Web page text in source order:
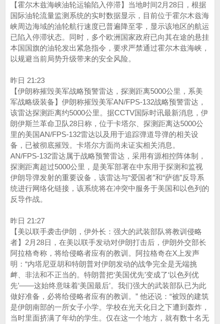
【霍尔木兹海峡油轮运输陷入停滞】当地时间2月28日，根据
国际油轮流量监测系统的实时数据显示，目前位于霍尔木兹海
峡周边海域的油轮航行速度已普遍降至零，显示该地区的航运
已陷入停滞状态。同时，多个欧洲国家政府已向其在途的悬挂
本国国旗的油轮发出紧急指令，要求严禁通过霍尔木兹海峡，
以规避当前局势升级带来的安全风险。
昨日 21:23
【伊朗称摧毁美军战略预警雷达，探测距离5000公里，系美
军战略级装备】伊朗称摧毁美军AN/FPS-132战略预警雷达，
该雷达探测距离约5000公里。据CCTV国际时讯最新消息，伊
朗伊斯兰革命卫队28日称，位于卡塔尔、探测距离达5000公
里的美国AN/FPS-132雷达以及用于追踪弹道导弹的相关设
备，已被彻底摧毁。卡塔尔方面尚未证实相关消息。
AN/FPS-132雷达属于战略预警雷达，采用有源相控阵体制，
探测距离超过5000公里，是美军部署在中东用于探测和监视
伊朗导弹发射的重要设备，该雷达与“爱国者”和“萨德”反导系
统进行网络化链接，该系统将在冲突中服务于美国和以色列的
反导作战。
昨日 21:27
【美以联手袭击伊朗，伊外长：强大的武装部队将教训侵略
者】2月28日，在美以联手发动对伊朗打击后，伊朗外交部长
阿拉格奇称，将给侵略者应有的教训。阿拉格奇在X上发声
明：“内塔尼亚胡和特朗普对伊朗发动的战争完全是无端挑
衅、非法和不正当的。特朗普把‘美国优先’变成了‘以色列优
先’——这始终意味着‘美国最后’。我们强大的武装部队已为此
做好准备，必将给侵略者应有的教训。” 他还说：“被毁的建筑
是伊朗南部的一所女子小学。学校在光天化日之下遭到轰炸，
当时里面挤满了年幼的学生。仅在这一个地方，就有数十名无